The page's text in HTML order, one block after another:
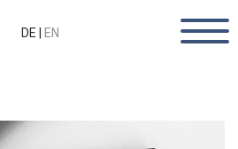
DE EN